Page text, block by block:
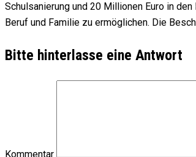
Schulsanierung und 20 Millionen Euro in
Beruf und Familie zu ermöglichen. Die
Bitte hinterlasse eine Antwort
Kommentar